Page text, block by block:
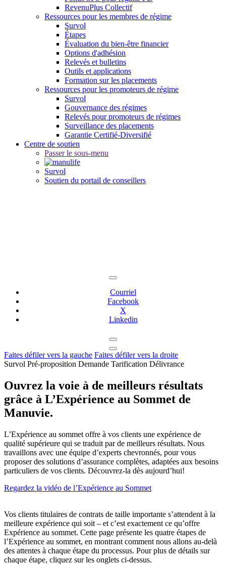
RevenuPlus Collectif
Ressources pour les membres de régime
Survol
Étapes
Évaluation du bien-être financier
Options d'adhésion
Relevés et bulletins
Outils et applications
Formation sur les placements
Ressources pour les promoteurs de régime
Survol
Gouvernance des régimes
Relevés pour promoteurs de régimes
Surveillance des placements
Garantie Certifié-Diversifié
Centre de soutien
Passer le sous-menu
Survol
Soutien du portail de conseillers
Courriel
Facebook
X
Linkedin
Faites défiler vers la gauche Faites défiler vers la droite
Survol Pré-proposition Demande Tarification Délivrance
Ouvrez la voie à de meilleurs résultats
grâce à L’Expérience au Sommet de
Manuvie.
L’Expérience au sommet offre à vos clients une expérience de
qualité supérieure qui se traduit par de meilleurs résultats. Nous
travaillons avec une équipe d’experts chevronnés, pour vous
proposer des solutions d’assurance complètes, adaptées aux besoins
particuliers de vos clients. Découvrez-la dès aujourd’hui!
Regardez la vidéo de l’Expérience au Sommet
Vos clients titulaires de contrats de taille importante s’attendent à la
meilleure expérience qui soit – et c’est exactement ce qu’offre
Expérience au sommet. Cette page présente les quatre étapes de
l’Expérience au sommet, en montrant comment nous allons au-delà
des attentes à chaque étape du processus. Pour plus de détails sur
chaque étape, cliquez sur les onglets ci-dessus.